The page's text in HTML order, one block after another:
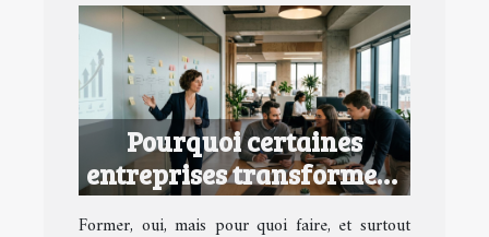
Pourquoi certaines
entreprises transforment
la formation en avantage
Former, oui, mais pour quoi faire, et surtout